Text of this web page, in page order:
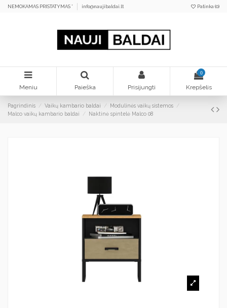
NEMOKAMAS PRISTATYMAS * info@naujibaldai.lt Patinka (0)
Meniu Paieška Prisijungti
0
Krepšelis
Pagrindinis Vaikų kambario baldai
Modulinės vaikų sistemos
Malco vaikų kambario baldai
Naktinė spintelė Malco 08